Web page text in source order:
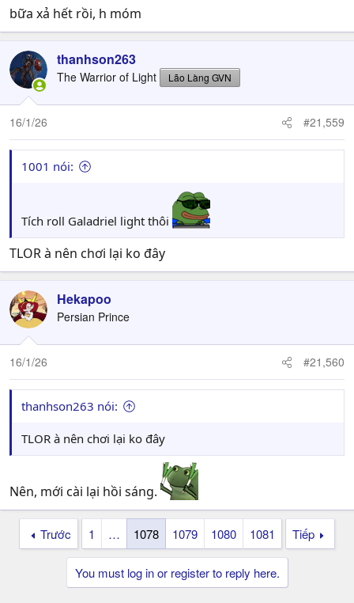
bữa xả hết rồi, h móm
thanhson263
The Warrior of Light Lão Làng GVN
16/1/26 #21,559
1001 nói:
Tích roll Galadriel light thôi
TLOR à nên chơi lại ko đây
Hekapoo
Persian Prince
16/1/26 #21,560
thanhson263 nói:
TLOR à nên chơi lại ko đây
Nên, mới cài lại hồi sáng.
Trước 1 … 1078 1079 1080 1081 Tiếp
You must log in or register to reply here.